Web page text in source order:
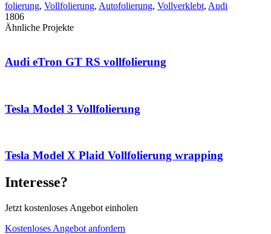
folierung, Vollfolierung, Autofolierung, Vollverklebt, Audi
1806
Ähnliche Projekte
Audi eTron GT RS vollfolierung
Tesla Model 3 Vollfolierung
Tesla Model X Plaid Vollfolierung wrapping
Interesse?
Jetzt kostenloses Angebot einholen
Kostenloses Angebot anfordern